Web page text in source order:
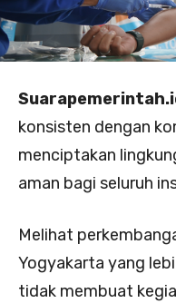
konsisten dengan
menciptakan
aman bagi seluruh
Melihat
Yogyakarta yang
tidak membuat